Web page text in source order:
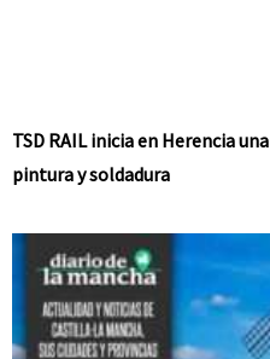
TSD RAIL inicia en Herencia
pintura y soldadura